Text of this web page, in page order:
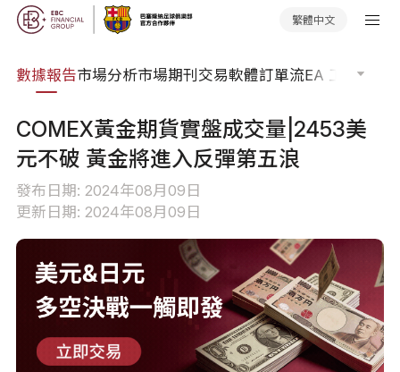
繁體中文
數據報告市場分析市場期刊交易軟體訂單流EA 工具庫
COMEX黃金期貨實盤成交量|2453美
元不破 黃金將進入反彈第五浪
發布日期: 2024年08月09日
更新日期: 2024年08月09日